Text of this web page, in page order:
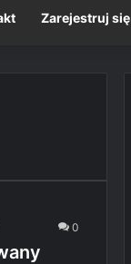
Zarejestruj się
0